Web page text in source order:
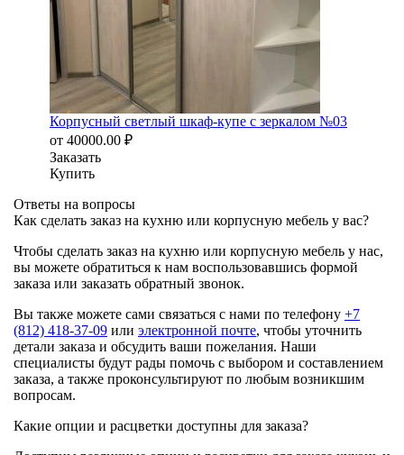
Корпусный светлый шкаф-купе с зеркалом №03
от 40000.00 ₽
Заказать
Купить
Ответы на вопросы
Как сделать заказ на кухню или корпусную мебель у вас?
Чтобы сделать заказ на кухню или корпусную мебель у нас,
вы можете обратиться к нам воспользовавшись формой
заказа или заказать обратный звонок.
Вы также можете сами связаться с нами по телефону +7
(812) 418-37-09 или электронной почте, чтобы уточнить
детали заказа и обсудить ваши пожелания. Наши
специалисты будут рады помочь с выбором и составлением
заказа, а также проконсультируют по любым возникшим
вопросам.
Какие опции и расцветки доступны для заказа?